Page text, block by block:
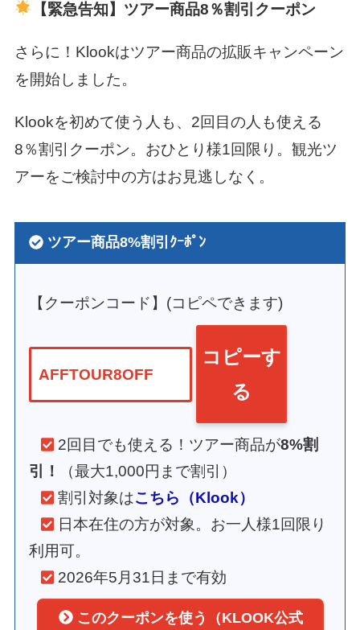
【緊急告知】ツアー商品8％割引クーポン
さらに！Klookはツアー商品の拡販キャンペーン
を開始しました。
Klookを初めて使う人も、2回目の人も使える
8％割引クーポン。おひとり様1回限り。観光ツ
アーをご検討中の方はお見逃しなく。
ツアー商品8%割引ｸｰﾎﾟﾝ
【クーポンコード】(コピペできます)
AFFTOUR8OFF
コピーす
る
2回目でも使える！ツアー商品が8%割
引！
（最大1,000円まで割引）
割引対象はこちら（Klook）
日本在住の方が対象。お一人様1回限り
利用可。
2026年5月31日まで有効
このクーポンを使う（KLOOK公式